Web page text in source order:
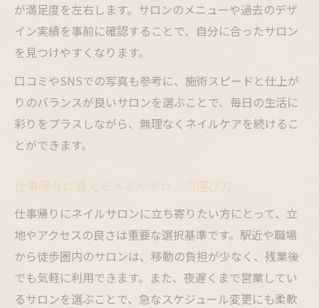
が満足度を左右します。サロンのメニューや過去のデザ
イン実績を事前に確認することで、自分に合ったサロン
を見つけやすくなります。
口コミやSNSでの写真も参考に、施術スピードと仕上が
りのバランスが良いサロンを選ぶことで、毎日の生活に
彩りをプラスしながら、無理なくネイルケアを続けるこ
とができます。
仕事帰りに通えるネイルサロンの選び方
仕事帰りにネイルサロンに立ち寄りたい方にとって、立
地やアクセスの良さは重要な選択基準です。駅近や職場
から徒歩圏内のサロンは、移動の負担が少なく、残業後
でも気軽に利用できます。また、夜遅くまで営業してい
るサロンを選ぶことで、急なスケジュール変更にも柔軟